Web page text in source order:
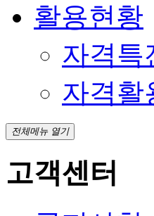
활용현황
자격특
자격활
전체메뉴 열기
고객센터